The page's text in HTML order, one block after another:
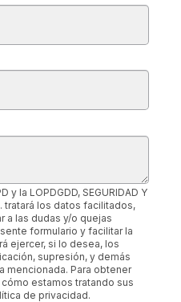
y la LOPDGDD, SEGURIDAD Y
tratará los datos facilitados,
a las dudas y/o quejas
formulario y facilitar la
ejercer, si lo desea, los
supresión, y demás
mencionada. Para obtener
estamos tratando sus
de privacidad.